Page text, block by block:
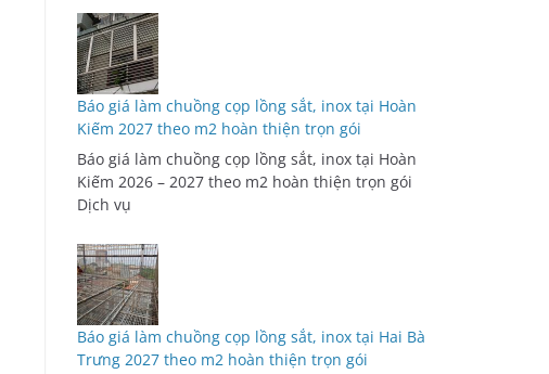
Báo giá làm chuồng cọp lồng sắt, inox tại Hoàn
Kiếm 2027 theo m2 hoàn thiện trọn gói
Báo giá làm chuồng cọp lồng sắt, inox tại Hoàn
Kiếm 2026 – 2027 theo m2 hoàn thiện trọn gói
Dịch vụ
Báo giá làm chuồng cọp lồng sắt, inox tại Hai Bà
Trưng 2027 theo m2 hoàn thiện trọn gói